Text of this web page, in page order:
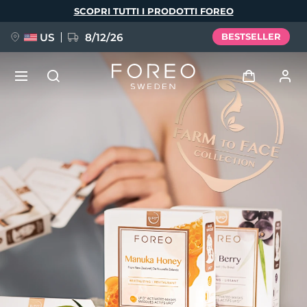
SCOPRI TUTTI I PRODOTTI FOREO
US 8/12/26 BESTSELLER
Accedi
Profilo utente
I miei dispositivi
I miei ordini
I miei indirizzi
I miei abbonamenti
FAQ™ Pure Beauty-Tech Elixir
BREAKING NEWS
issa™ Teeth Whitening Set
English Deutsch
Español
Français
Italiano
Português
Polski
Svenska
Русский
简体中文 繁體中文